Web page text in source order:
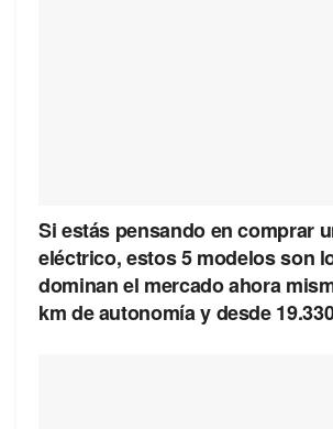
Si estás pensando en comprar
eléctrico, estos 5 modelos son
dominan el mercado ahora
km de autonomía y desde